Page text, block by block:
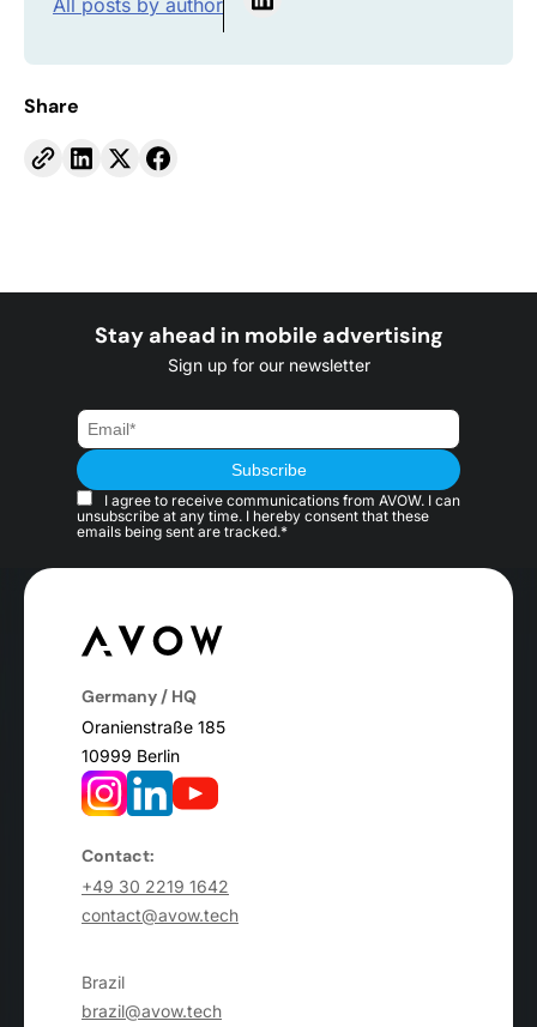
Share
Stay ahead in mobile advertising
Sign up for our newsletter
I agree to receive communications from AVOW. I can
unsubscribe at any time. I hereby consent that these
emails being sent are tracked.*
Germany / HQ
Oranienstraße 185
10999 Berlin
Contact:
+49 30 2219 1642
contact@avow.tech
Brazil
brazil@avow.tech